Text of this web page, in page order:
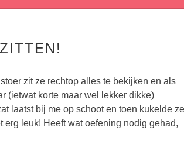
zit ze rechtop alles te bekijken en als
(ietwat korte maar wel lekker dikke)
laatst bij me op schoot en toen kukelde ze
erg leuk! Heeft wat oefening nodig gehad,